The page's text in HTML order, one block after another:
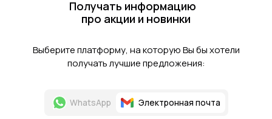
Получать информацию
про акции и новинки
Выберите платформу, на которую Вы бы хотели
получать лучшие предложения:
WhatsApp Электронная почта